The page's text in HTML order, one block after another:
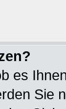
es
Sie